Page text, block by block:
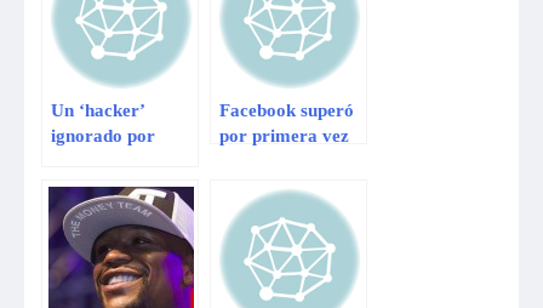
Un ‘hacker’
ignorado por
un fallo de la red
en la página de
Zuckerberg
Facebook superó
por primera vez
su estreno en
bolsa